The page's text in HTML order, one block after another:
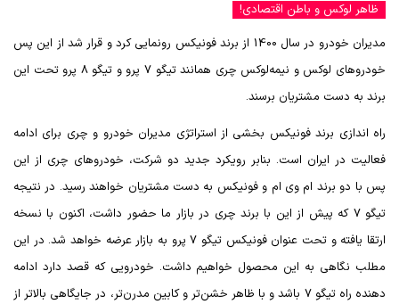
ظاهر لوکس و باطن اقتصادی!
مدیران خودرو در سال 1400 از برند فونیکس رونمایی کرد و قرار شد از این پس
خودروهای لوکس و نیمه‌لوکس چری همانند تیگو 7 پرو و تیگو 8 پرو تحت این
برند به دست مشتریان برسند.
راه اندازی برند فونیکس بخشی از استراتژی مدیران خودرو و چری برای ادامه
فعالیت در ایران است. بنابر رویکرد جدید دو شرکت، خودروهای چری از این
پس با دو برند ام وی ام و فونیکس به دست مشتریان خواهند رسید. در نتیجه
تیگو 7 که پیش از این با برند چری در بازار ما حضور داشت، اکنون با نسخه
ارتقا یافته و تحت عنوان فونیکس تیگو 7 پرو به بازار عرضه خواهد شد. در این
مطلب نگاهی به این محصول خواهیم داشت. خودرویی که قصد دارد ادامه
دهنده راه تیگو 7 باشد و با ظاهر خشن‌تر و کابین مدرن‌تر، در جایگاهی بالاتر از